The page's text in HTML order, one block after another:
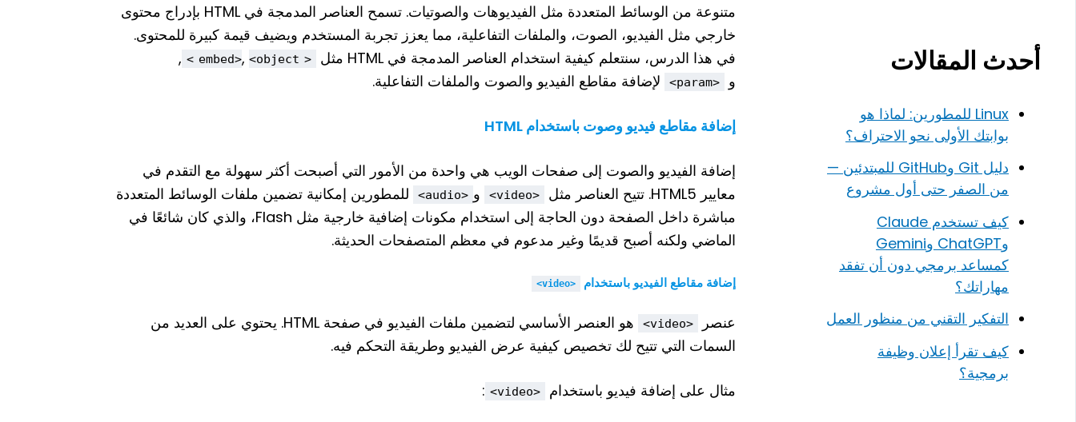
أحدث المقالات
Linux للمطورين: لماذا هو
بوابتك الأولى نحو الاحتراف؟
دليل Git وGitHub للمبتدئين —
من الصفر حتى أول مشروع
كيف تستخدم Claude
وChatGPT وGemini
كمساعد برمجي دون أن تفقد
مهاراتك؟
التفكير التقني من منظور العمل
كيف تقرأ إعلان وظيفة
برمجية؟
متنوعة من الوسائط المتعددة مثل الفيديوهات والصوتيات. تسمح العناصر المدمجة في HTML بإدراج محتوى
خارجي مثل الفيديو، الصوت، والملفات التفاعلية، مما يعزز تجربة المستخدم ويضيف قيمة كبيرة للمحتوى.
في هذا الدرس، سنتعلم كيفية استخدام العناصر المدمجة في HTML مثل
<embed>
, <object>
,
و
<param> لإضافة مقاطع الفيديو والصوت والملفات التفاعلية.
إضافة مقاطع فيديو وصوت باستخدام HTML
إضافة الفيديو والصوت إلى صفحات الويب هي واحدة من الأمور التي أصبحت أكثر سهولة مع التقدم في
معايير HTML5. تتيح العناصر مثل
<video> و <audio>
للمطورين إمكانية تضمين ملفات الوسائط المتعددة
مباشرة داخل الصفحة دون الحاجة إلى استخدام مكونات إضافية خارجية مثل Flash، والذي كان شائعًا في
الماضي ولكنه أصبح قديمًا وغير مدعوم في معظم المتصفحات الحديثة.
إضافة مقاطع الفيديو باستخدام <video>
عنصر <video>
هو العنصر الأساسي لتضمين ملفات الفيديو في صفحة HTML. يحتوي على العديد من
السمات التي تتيح لك تخصيص كيفية عرض الفيديو وطريقة التحكم فيه.
مثال على إضافة فيديو باستخدام <video>
: